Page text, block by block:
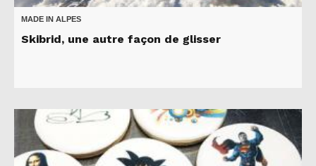
MADE IN ALPES
Skibrid, une autre façon de glisser